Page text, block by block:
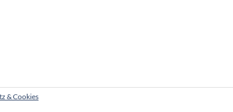
& Cookies